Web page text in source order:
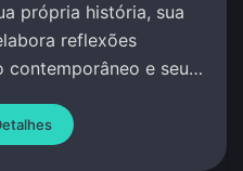
própria história, sua
reflexões
contemporâneo e seus